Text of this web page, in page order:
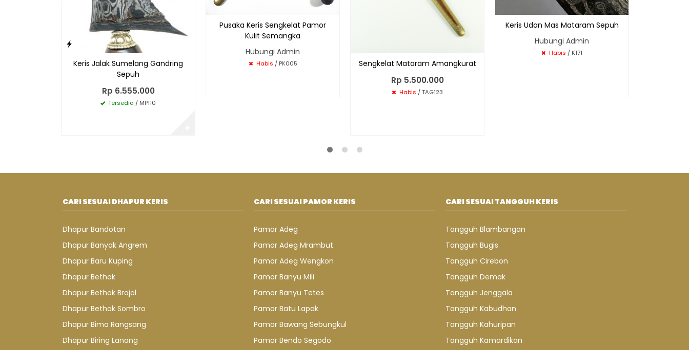
Keris Jalak Sumelang Gandring
Sepuh
Rp 6.555.000
Tersedia / MP110
Pusaka Keris Sengkelat Pamor
Kulit Semangka
Hubungi Admin
Habis / PK005 Sengkelat Mataram Amangkurat
Rp 5.500.000
Habis / TAG123
Keris Udan Mas Mataram Sepuh
Hubungi Admin
Habis / K171
CARI SESUAI DHAPUR KERIS
Dhapur Bandotan
Dhapur Banyak Angrem
Dhapur Baru Kuping
Dhapur Bethok
Dhapur Bethok Brojol
Dhapur Bethok Sombro
Dhapur Bima Rangsang
Dhapur Biring Lanang
CARI SESUAI PAMOR KERIS
Pamor Adeg
Pamor Adeg Mrambut
Pamor Adeg Wengkon
Pamor Banyu Mili
Pamor Banyu Tetes
Pamor Batu Lapak
Pamor Bawang Sebungkul
Pamor Bendo Segodo
CARI SESUAI TANGGUH KERIS
Tangguh Blambangan
Tangguh Bugis
Tangguh Cirebon
Tangguh Demak
Tangguh Jenggala
Tangguh Kabudhan
Tangguh Kahuripan
Tangguh Kamardikan